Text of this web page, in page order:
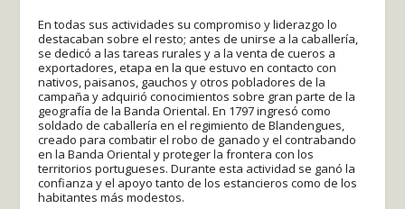
En todas sus actividades su compromiso y liderazgo lo
destacaban sobre el resto; antes de unirse a la caballería,
se dedicó a las tareas rurales y a la venta de cueros a
exportadores, etapa en la que estuvo en contacto con
nativos, paisanos, gauchos y otros pobladores de la
campaña y adquirió conocimientos sobre gran parte de la
geografía de la Banda Oriental. En 1797 ingresó como
soldado de caballería en el regimiento de Blandengues,
creado para combatir el robo de ganado y el contrabando
en la Banda Oriental y proteger la frontera con los
territorios portugueses. Durante esta actividad se ganó la
confianza y el apoyo tanto de los estancieros como de los
habitantes más modestos.